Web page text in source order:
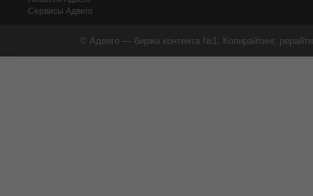
Сервисы Адвего
© Адвего — биржа контента №1. Копирайтинг,